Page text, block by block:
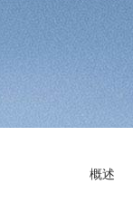
概述